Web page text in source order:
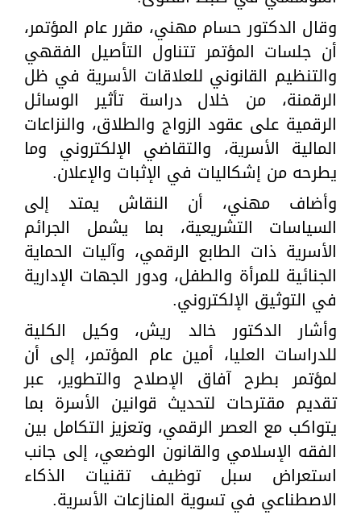
وقال الدكتور حسام مهني، مقرر عام المؤتمر،
أن جلسات المؤتمر تتناول التأصيل الفقهي
والتنظيم القانوني للعلاقات الأسرية في ظل
الرقمنة، من خلال دراسة تأثير الوسائل
الرقمية على عقود الزواج والطلاق، والنزاعات
المالية الأسرية، والتقاضي الإلكتروني وما
يطرحه من إشكاليات في الإثبات والإعلان.
وأضاف مهني، أن النقاش يمتد إلى
السياسات التشريعية، بما يشمل الجرائم
الأسرية ذات الطابع الرقمي، وآليات الحماية
الجنائية للمرأة والطفل، ودور الجهات الإدارية
في التوثيق الإلكتروني.
وأشار الدكتور خالد ريش، وكيل الكلية
للدراسات العليا، أمين عام المؤتمر، إلى أن
لمؤتمر بطرح آفاق الإصلاح والتطوير، عبر
تقديم مقترحات لتحديث قوانين الأسرة بما
يتواكب مع العصر الرقمي، وتعزيز التكامل بين
الفقه الإسلامي والقانون الوضعي، إلى جانب
استعراض سبل توظيف تقنيات الذكاء
الاصطناعي في تسوية المنازعات الأسرية.